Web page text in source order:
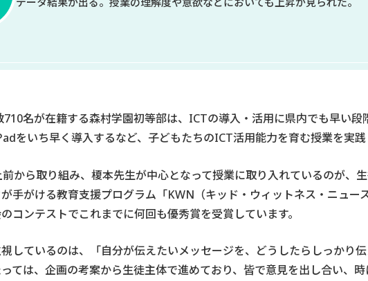
名が在籍する森村学園初等部は、ICTの導入・活用に県内でも早い段
をいち早く導入するなど、子どもたちのICT活用能力を育む授業を実践
から取り組み、榎本先生が中心となって授業に取り入れているのが、
手がける教育支援プログラム「KWN（キッド・ウィットネス・ニュー
コンテストでこれまでに何回も優秀賞を受賞しています。
しているのは、「自分が伝えたいメッセージを、どうしたらしっかり
ては、企画の考案から生徒主体で進めており、皆で意見を出し合い、